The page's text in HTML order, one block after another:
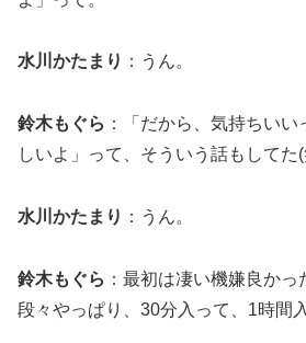
水川かたまり ：うん。
鈴木もぐら ：「だから、気持ちい
しいよ」って、そういう話もしてた
水川かたまり ：うん。
鈴木もぐら ：最初は凄い機嫌良かっ
段々やっぱり、30分入って、1時間